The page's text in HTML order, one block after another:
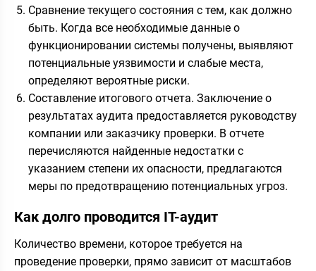
Сравнение текущего состояния с тем, как должно
быть. Когда все необходимые данные о
функционировании системы получены, выявляют
потенциальные уязвимости и слабые места,
определяют вероятные риски.
Составление итогового отчета. Заключение о
результатах аудита предоставляется руководству
компании или заказчику проверки. В отчете
перечисляются найденные недостатки с
указанием степени их опасности, предлагаются
меры по предотвращению потенциальных угроз.
Как долго проводится IT-аудит
Количество времени, которое требуется на
проведение проверки, прямо зависит от масштабов